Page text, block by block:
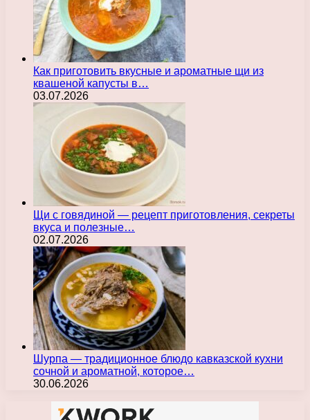
Как приготовить вкусные и ароматные щи из
квашеной капусты в…
03.07.2026
Щи с говядиной — рецепт приготовления, секреты
вкуса и полезные…
02.07.2026
Шурпа — традиционное блюдо кавказской кухни
сочной и ароматной, которое…
30.06.2026